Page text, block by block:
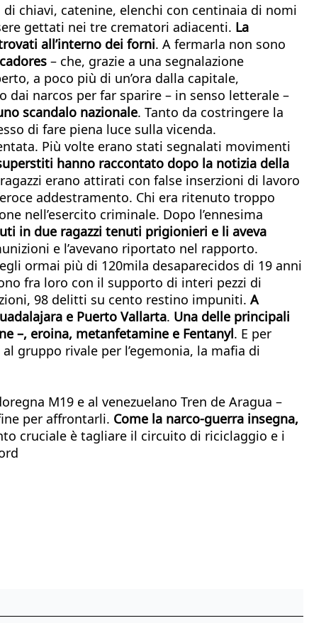
chiavi, catenine, elenchi con centinaia di nomi
gettati nei tre crematori adiacenti. La
all’interno dei forni. A fermarla non sono
– che, grazie a una segnalazione
a poco più di un’ora dalla capitale,
narcos per far sparire – in senso letterale –
scandalo nazionale. Tanto da costringere la
di fare piena luce sulla vicenda.
Più volte erano stati segnalati movimenti
hanno raccontato dopo la notizia della
erano attirati con false inserzioni di lavoro
addestramento. Chi era ritenuto troppo
nell’esercito criminale. Dopo l’ennesima
in due ragazzi tenuti prigionieri e li aveva
e l’avevano riportato nel rapporto.
ormai più di 120mila desaparecidos di 19 anni
fra loro con il supporto di interi pezzi di
98 delitti su cento restino impuniti. A
e Puerto Vallarta. Una delle principali
–, eroina, metanfetamine e Fentanyl. E per
gruppo rivale per l’egemonia, la mafia di
M19 e al venezuelano Tren de Aragua –
per affrontarli. Come la narco-guerra insegna,
cruciale è tagliare il circuito di riciclaggio e i